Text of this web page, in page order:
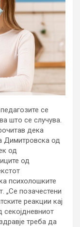
се
што се случува.
дека
Димитровска од
од
од
психолошките
„Се позачестени
реакции кај
секојдневниот
треба да